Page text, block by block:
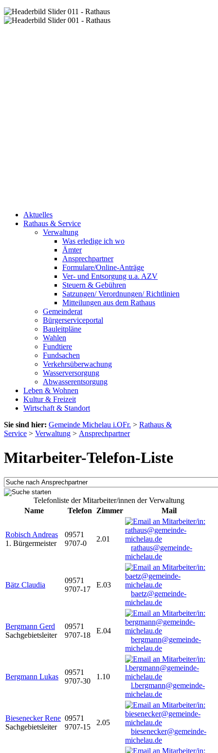
Aktuelles
Rathaus & Service
Verwaltung
Was erledige ich wo
Ämter
Ansprechpartner
Formulare/Online-Anträge
Ver- und Entsorgung u.a. AZV
Steuern & Gebühren
Satzungen/ Verordnungen/ Richtlinien
Mitteilungen aus dem Rathaus
Gemeinderat
Bürgerserviceportal
Bauleitpläne
Wahlen
Fundtiere
Fundsachen
Verkehrsüberwachung
Wasserversorgung
Abwasserentsorgung
Leben & Wohnen
Kultur & Freizeit
Wirtschaft & Standort
Sie sind hier: Gemeinde Michelau i.OFr. > Rathaus &
Service > Verwaltung > Ansprechpartner
Mitarbeiter-Telefon-Liste
Telefonliste der Mitarbeiter/innen der Verwaltung
Name
Telefon Zimmer Mail
Robisch Andreas
1. Bürgermeister
09571
9707-0
2.01
rathaus@gemeinde-
michelau.de
Bätz Claudia
09571
9707-17
E.03
baetz@gemeinde-
michelau.de
Bergmann Gerd
Sachgebietsleiter
09571
9707-18
E.04
bergmann@gemeinde-
michelau.de
Bergmann Lukas
09571
9707-30
1.10
l.bergmann@gemeinde-
michelau.de
Biesenecker Rene
Sachgebietsleiter
09571
9707-15
2.05
biesenecker@gemeinde-
michelau.de